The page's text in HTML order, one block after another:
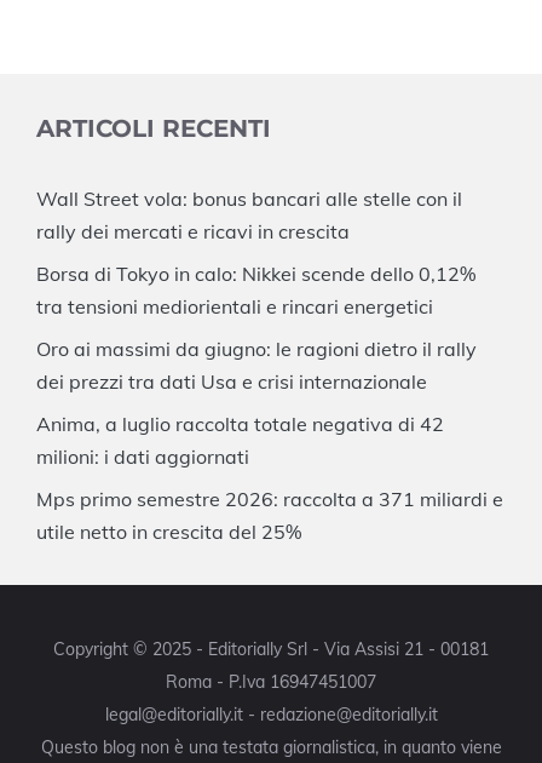
ARTICOLI RECENTI
Wall Street vola: bonus bancari alle stelle con il
rally dei mercati e ricavi in crescita
Borsa di Tokyo in calo: Nikkei scende dello 0,12%
tra tensioni mediorientali e rincari energetici
Oro ai massimi da giugno: le ragioni dietro il rally
dei prezzi tra dati Usa e crisi internazionale
Anima, a luglio raccolta totale negativa di 42
milioni: i dati aggiornati
Mps primo semestre 2026: raccolta a 371 miliardi e
utile netto in crescita del 25%
Copyright © 2025 - Editorially Srl - Via Assisi 21 - 00181
Roma - P.Iva 16947451007
legal@editorially.it - redazione@editorially.it
Questo blog non è una testata giornalistica, in quanto viene